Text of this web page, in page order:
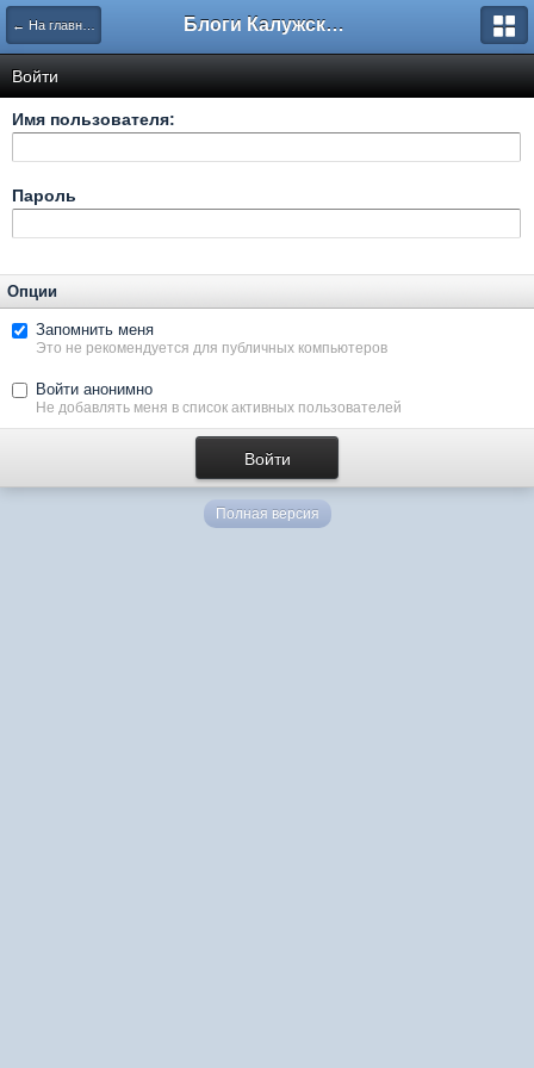
← На главную Блоги Калужского перекрестка
Войти
Имя пользователя:
Пароль
Опции
Запомнить меня
Это не рекомендуется для публичных компьютеров
Войти анонимно
Не добавлять меня в список активных пользователей
Полная версия